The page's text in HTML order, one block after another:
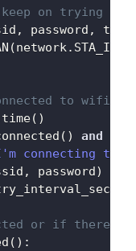
on trying
, password ,
(network. STA_IF
to wifi
time( )
( ) and
connecting to
, password)
or if there
( ) :